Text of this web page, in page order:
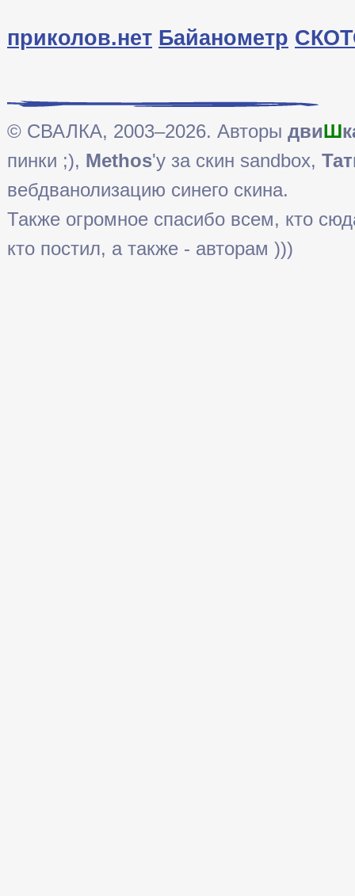
приколов.нет Байанометр
© СВАЛКА, 2003–2026. Авторы двиШ
пинки ;), Methos'у за скин sandbox,
вебдванолизацию синего скина.
Также огромное спасибо всем, кто
кто постил, а также - авторам )))